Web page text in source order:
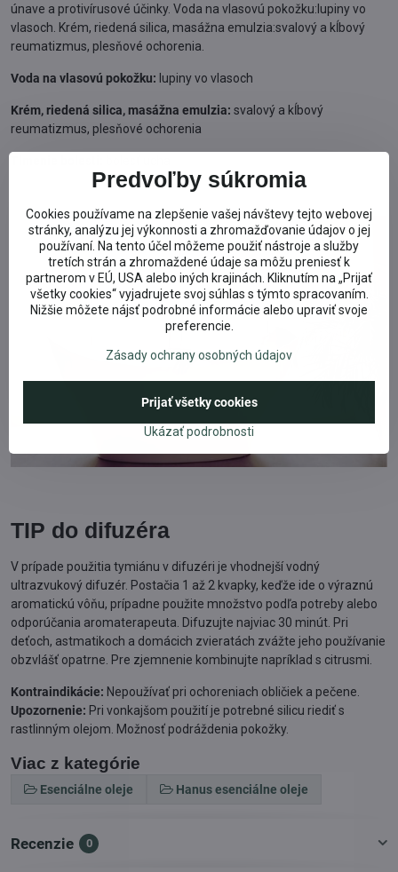
únave a protivírusové účinky. Voda na vlasovú pokožku:lupiny vo
vlasoch. Krém, riedená silica, masážna emulzia:svalový a kĺbový
reumatizmus, plesňové ochorenia.
Voda na vlasovú pokožku: lupiny vo vlasoch
Krém, riedená silica, masážna emulzia: svalový a kĺbový
reumatizmus, plesňové ochorenia
TIP do difuzéra
V prípade použitia tymiánu v difuzéri je vhodnejší vodný
ultrazvukový difuzér. Postačia 1 až 2 kvapky, keďže ide o výraznú
aromatickú vôňu, prípadne použite množstvo podľa potreby alebo
odporúčania aromaterapeuta. Difuzujte najviac 30 minút. Pri
deťoch, astmatikoch a domácich zvieratách zvážte jeho používanie
obzvlášť opatrne. Pre zjemnenie kombinujte napríklad s citrusmi.
Kontraindikácie: Nepoužívať pri ochoreniach obličiek a pečene.
Upozornenie: Pri vonkajšom použití je potrebné silicu riediť s
rastlinným olejom. Možnosť podráždenia pokožky.
Viac z kategórie
Esenciálne oleje Hanus esenciálne oleje
Recenzie 0
Predvoľby súkromia
Cookies používame na zlepšenie vašej návštevy tejto webovej
stránky, analýzu jej výkonnosti a zhromažďovanie údajov o jej
používaní. Na tento účel môžeme použiť nástroje a služby
tretích strán a zhromaždené údaje sa môžu preniesť k
partnerom v EÚ, USA alebo iných krajinách. Kliknutím na „Prijať
všetky cookies“ vyjadrujete svoj súhlas s týmto spracovaním.
Nižšie môžete nájsť podrobné informácie alebo upraviť svoje
preferencie.
Zásady ochrany osobných údajov
Ukázať podrobnosti
Prijať všetky cookies